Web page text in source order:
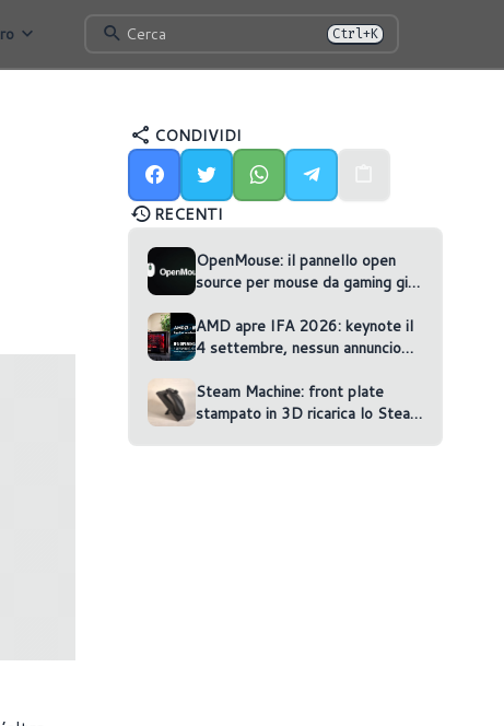
Cerca Ctrl+K
CONDIVIDI
RECENTI
OpenMouse: il pannello open
source per mouse da gaming gira
AMD apre IFA 2026: keynote il
4 settembre, nessun annuncio
Steam Machine: front plate
stampato in 3D ricarica lo Steam